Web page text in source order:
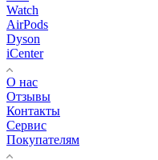
Watch
AirPods
Dyson
iCenter
О нас
Отзывы
Контакты
Сервис
Покупателям